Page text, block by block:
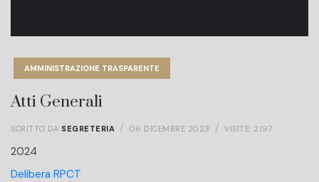
AMMINISTRAZIONE TRASPARENTE
Atti Generali
SCRITTO DA SEGRETERIA 06 DICEMBRE 2023 VISITE: 2197
2024
Delibera RPCT